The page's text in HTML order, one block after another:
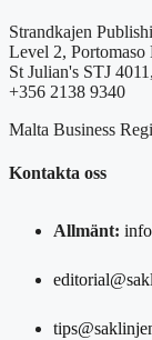
Strandkajen
Level 2, Portomaso
St Julian's STJ
+356 2138 9340
Malta Business
Kontakta oss
Allmänt: